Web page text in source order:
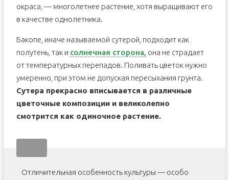
окраса, — многолетнее растение, хотя выращивают его
в качестве однолетника.
Бакопе, иначе называемой сутерой, подходит как
полутень, так и солнечная сторона, она не страдает
от температурных перепадов. Поливать цветок нужно
умеренно, при этом не допуская пересыхания грунта.
Сутера прекрасно вписывается в различные
цветочные композиции и великолепно
смотрится как одиночное растение.
Отличительная особенность культуры — особо